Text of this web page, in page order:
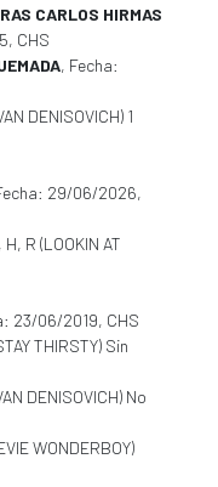
CARLOS HIRMAS
CHS
, Fecha:
DENISOVICH) 1
29/06/2026,
, H, R (LOOKIN AT
23/06/2019, CHS
THIRSTY) Sin
DENISOVICH) No
WONDERBOY)